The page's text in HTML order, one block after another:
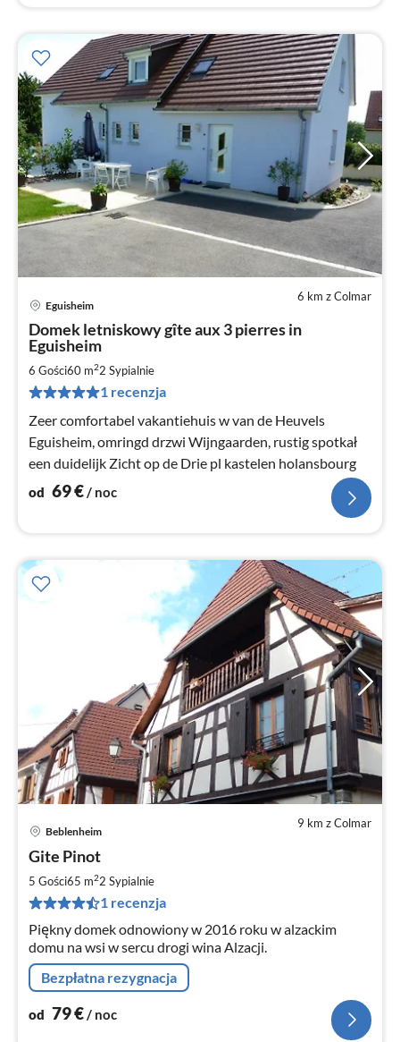
6 km z Colmar
Eguisheim
Domek letniskowy gîte aux 3 pierres in
Eguisheim
6 Gości60 m22 Sypialnie
1 recenzja
Zeer comfortabel vakantiehuis w van de Heuvels
Eguisheim, omringd drzwi Wijngaarden, rustig spotkał
een duidelijk Zicht op de Drie pl kastelen holansbourg
od 69€/ noc
9 km z Colmar
Beblenheim
Gite Pinot
5 Gości65 m22 Sypialnie
1 recenzja
Piękny domek odnowiony w 2016 roku w alzackim
domu na wsi w sercu drogi wina Alzacji.
Bezpłatna rezygnacja
od 79€/ noc